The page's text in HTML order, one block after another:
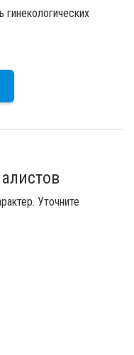
гинекологических
Уточните